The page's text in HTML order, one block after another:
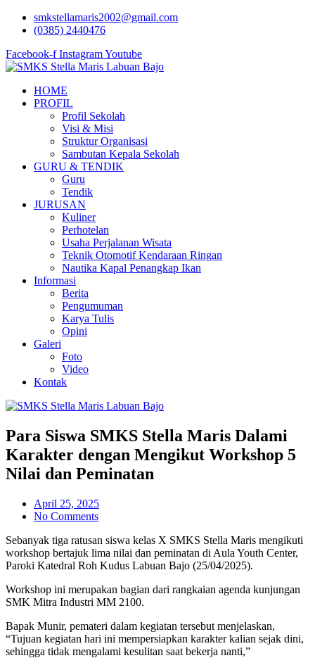
Lewatismkstellamaris2002@gmail.com
(0385) 2440476
Facebook-f InstagramYoutube
HOME
PROFIL
Profil Sekolah
Visi & Misi
Struktur Organisasi
Sambutan Kepala Sekolah
GURU & TENDIK
Guru
Tendik
JURUSAN
Kuliner
Perhotelan
Usaha Perjalanan Wisata
Teknik Otomotif Kendaraan Ringan
Nautika Kapal Penangkap Ikan
Informasi
Berita
Pengumuman
Karya Tulis
Opini
Galeri
Foto
Video
Kontak
Para Siswa SMKS Stella Maris Dalami
Karakter dengan Mengikut Workshop 5
Nilai dan Peminatan
April 25, 2025
No Comments
Sebanyak tiga ratusan siswa kelas X SMKS Stella Maris mengikuti
workshop bertajuk lima nilai dan peminatan di Aula Youth Center,
Paroki Katedral Roh Kudus Labuan Bajo (25/04/2025).
Workshop ini merupakan bagian dari rangkaian agenda kunjungan
SMK Mitra Industri MM 2100.
Bapak Munir, pemateri dalam kegiatan tersebut menjelaskan,
“Tujuan kegiatan hari ini mempersiapkan karakter kalian sejak dini,
sehingga tidak mengalami kesulitan saat bekerja nanti,”